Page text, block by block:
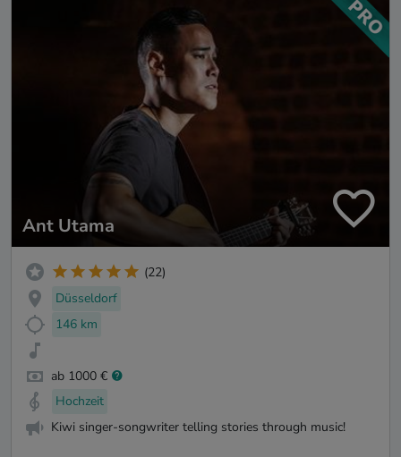
Ant Utama
(22)
Düsseldorf
146 km
ab 1000 €
Hochzeit
Kiwi singer-songwriter telling stories through music!